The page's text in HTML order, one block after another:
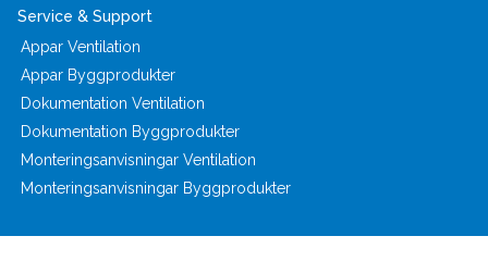
Service & Support
Appar Ventilation
Appar Byggprodukter
Dokumentation Ventilation
Dokumentation Byggprodukter
Monteringsanvisningar Ventilation
Monteringsanvisningar Byggprodukter